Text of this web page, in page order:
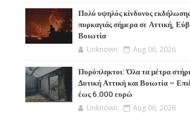
Πολύ υψηλός κίνδυνος εκδήλωσης
πυρκαγιάς σήμερα σε Αττική,
Βοιωτία
Unknown Aug 06, 2026
Πυρόπληκτοι: Όλα τα μέτρα
Δυτική Αττική και Βοιωτία –
έως 6.000 ευρώ
Unknown Aug 06, 2026